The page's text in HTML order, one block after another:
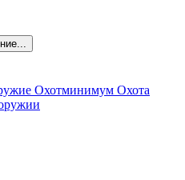
Охотминимум Охота